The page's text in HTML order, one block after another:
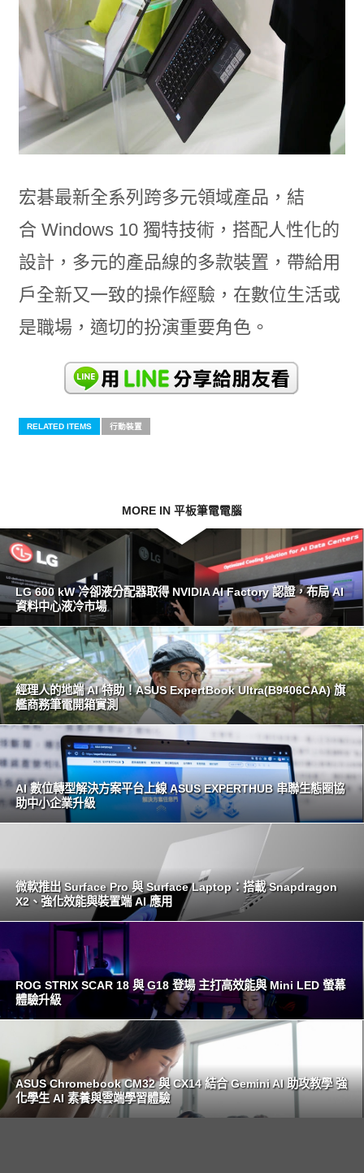
宏碁最新全系列跨多元領域產品，結
合 Windows 10 獨特技術，搭配人性化的
設計，多元的產品線的多款裝置，帶給用
戶全新又一致的操作經驗，在數位生活或
是職場，適切的扮演重要角色。
RELATED ITEMS 行動裝置
MORE IN 平板筆電電腦
LG 600 kW 冷卻液分配器取得 NVIDIA AI Factory 認證，布局 AI
資料中心液冷市場
經理人的地端 AI 特助！ASUS ExpertBook Ultra(B9406CAA) 旗
艦商務筆電開箱實測
AI 數位轉型解決方案平台上線 ASUS EXPERTHUB 串聯生態圈協
助中小企業升級
微軟推出 Surface Pro 與 Surface Laptop：搭載 Snapdragon
X2、強化效能與裝置端 AI 應用
ROG STRIX SCAR 18 與 G18 登場 主打高效能與 Mini LED 螢幕
體驗升級
ASUS Chromebook CM32 與 CX14 結合 Gemini AI 助攻教學 強
化學生 AI 素養與雲端學習體驗